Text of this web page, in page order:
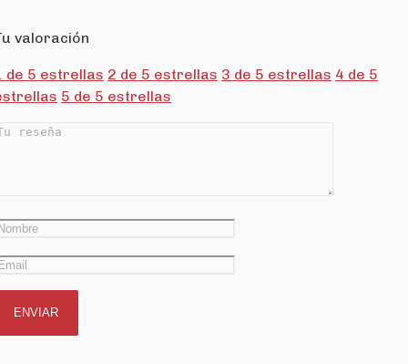
valoración
de 5 estrellas 2 de 5 estrellas 3 de 5 estrellas 4 de 5
5 de 5 estrellas